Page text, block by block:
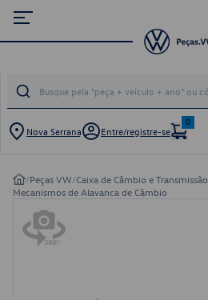
Nova Serrana Entre/registre-se
0
/Peças VW/Caixa de Câmbio e Transmissão
Mecanismos de Alavanca de Câmbio